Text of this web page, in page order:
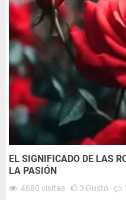
EL SIGNIFICADO DE LAS
LA PASIÓN
4680 visitas 3 Gustó
1